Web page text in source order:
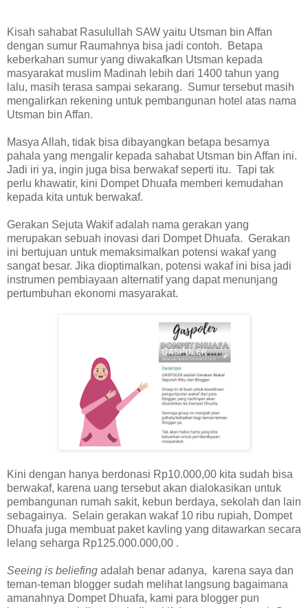
Kisah sahabat Rasulullah SAW yaitu Utsman bin Affan
dengan sumur Raumahnya bisa jadi contoh. Betapa
keberkahan sumur yang diwakafkan Utsman kepada
masyarakat muslim Madinah lebih dari 1400 tahun yang
lalu, masih terasa sampai sekarang. Sumur tersebut masih
mengalirkan rekening untuk pembangunan hotel atas nama
Utsman bin Affan.
Masya Allah, tidak bisa dibayangkan betapa besarnya
pahala yang mengalir kepada sahabat Utsman bin Affan ini.
Jadi iri ya, ingin juga bisa berwakaf seperti itu. Tapi tak
perlu khawatir, kini Dompet Dhuafa memberi kemudahan
kepada kita untuk berwakaf.
Gerakan Sejuta Wakif adalah nama gerakan yang
merupakan sebuah inovasi dari Dompet Dhuafa. Gerakan
ini bertujuan untuk memaksimalkan potensi wakaf yang
sangat besar. Jika dioptimalkan, potensi wakaf ini bisa jadi
instrumen pembiayaan alternatif yang dapat menunjang
pertumbuhan ekonomi masyarakat.
Kini dengan hanya berdonasi Rp10.000,00 kita sudah bisa
berwakaf, karena uang tersebut akan dialokasikan untuk
pembangunan rumah sakit, kebun berdaya, sekolah dan lain
sebagainya. Selain gerakan wakaf 10 ribu rupiah, Dompet
Dhuafa juga membuat paket kavling yang ditawarkan secara
lelang seharga Rp125.000.000,00 .
Seeing is beliefing adalah benar adanya, karena saya dan
teman-teman blogger sudah melihat langsung bagaimana
amanahnya Dompet Dhuafa, kami para blogger pun